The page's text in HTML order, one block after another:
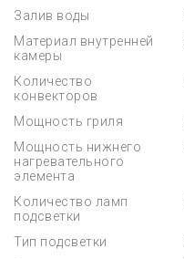
Залив воды
Материал внутренней
камеры
Количество
конвекторов
Мощность гриля
Мощность нижнего
нагревательного
элемента
Количество ламп
подсветки
Тип подсветки